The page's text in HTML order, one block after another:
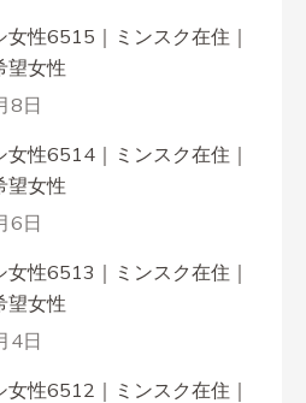
女性6515｜ミンスク在住｜
望女性
8日
女性6514｜ミンスク在住｜
望女性
6日
女性6513｜ミンスク在住｜
望女性
4日
女性6512｜ミンスク在住｜